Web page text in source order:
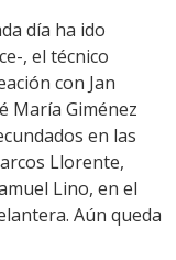
día ha ido
, el técnico
con Jan
María Giménez
en las
Llorente,
Lino, en el
Aún queda